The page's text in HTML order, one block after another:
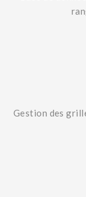
Gestion des